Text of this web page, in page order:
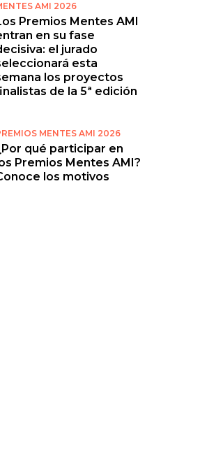
AMI 2026
Premios Mentes AMI
en su fase
el jurado
esta
los proyectos
de la 5ª edición
MENTES AMI 2026
qué participar en
Premios Mentes AMI?
los motivos